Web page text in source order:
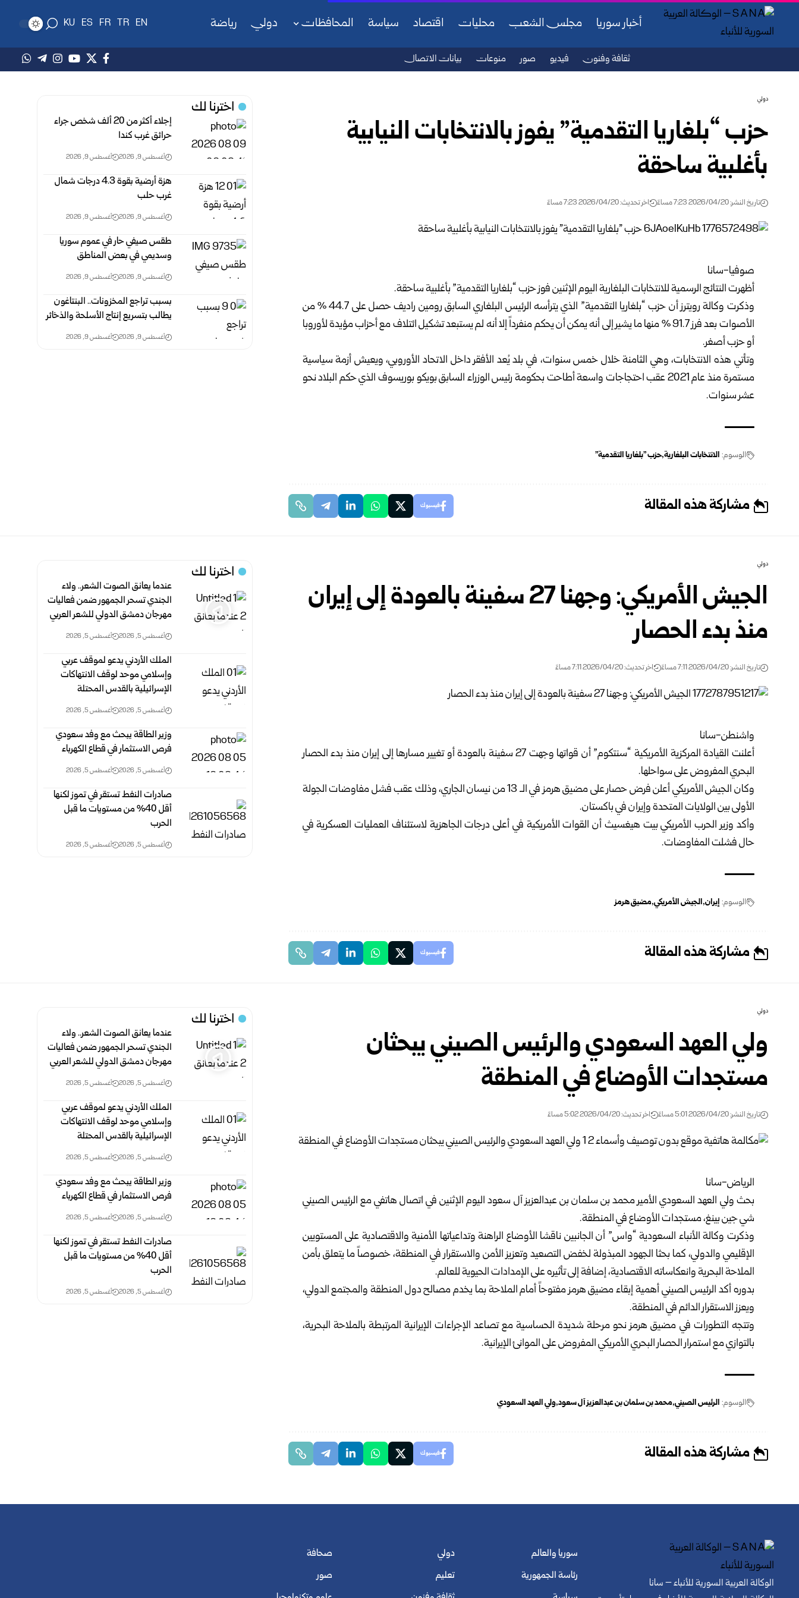
أخبار سوريا مجلس الشعب محليات اقتصاد سياسة المحافظات دولي رياضة EN
TR
FR
ES
KU
ثقافة وفنون فيديو صور منوعات بيانات الاتصال
دولي
حزب “بلغاريا التقدمية” يفوز بالانتخابات النيابية
بأغلبية ساحقة
تاريخ النشر: 2026/04/20 7:23 مساءً اخر تحديث: 2026/04/20 7:23 مساءً
صوفيا-سانا
أظهرت النتائج الرسمية للانتخابات البلغارية اليوم الإثنين فوز حزب “بلغاريا التقدمية” بأغلبية ساحقة.
وذكرت وكالة رويترز أن حزب “بلغاريا التقدمية” الذي يترأسه الرئيس البلغاري السابق رومين راديف حصل على 44.7 % من
الأصوات بعد فرز 91.7 % منها ما يشير إلى أنه يمكن أن يحكم منفرداً إلا أنه لم يستبعد تشكيل ائتلاف مع أحزاب ‌مؤيدة ⁠لأوروبا
أو حزب أصغر.
وتأتي هذه الانتخابات، وهي الثامنة خلال خمس سنوات، في بلد يُعد الأفقر داخل الاتحاد الأوروبي، ويعيش أزمة سياسية
مستمرة منذ عام 2021 عقب احتجاجات واسعة أطاحت بحكومة رئيس الوزراء السابق بويكو بوريسوف الذي حكم البلاد نحو
عشر سنوات.
الوسوم: الانتخابات البلغارية حزب "بلغاريا التقدمية"
مشاركة هذه المقالة فيسبوك
اخترنا لك
إجلاء أكثر من 20 ألف شخص جراء
حرائق غرب كندا
أغسطس 9, 2026 أغسطس 9, 2026
هزة أرضية بقوة 4.3 درجات شمال
غرب حلب ‏
أغسطس 9, 2026 أغسطس 9, 2026
طقس صيفي حار في عموم سوريا
وسديمي في بعض ‏المناطق ‏
أغسطس 9, 2026 أغسطس 9, 2026
بسبب تراجع المخزونات.. البنتاغون
يطالب بتسريع إنتاج الأسلحة ‏والذخائر
أغسطس 9, 2026 أغسطس 9, 2026
دولي
الجيش الأمريكي: وجهنا 27 سفينة بالعودة إلى إيران
منذ بدء الحصار
تاريخ النشر: 2026/04/20 7:11 مساءً اخر تحديث: 2026/04/20 7:11 مساءً
واشنطن-سانا
أعلنت القيادة المركزية الأمريكية “سنتكوم” أن قواتها وجهت 27 سفينة بالعودة أو تغيير مسارها إلى إيران منذ بدء الحصار
البحري المفروض على سواحلها.
وكان الجيش الأمريكي أعلن فرض حصار على مضيق هرمز في الـ 13 من نيسان الجاري، وذلك عقب فشل مفاوضات الجولة
الأولى بين الولايات المتحدة وإيران في باكستان.
وأكد وزير الحرب الأمريكي بيت هيغسيث أن القوات الأمريكية في أعلى درجات الجاهزية لاستئناف العمليات العسكرية في
حال فشلت المفاوضات.
الوسوم: إيران الجيش الأمريكي مضيق هرمز
مشاركة هذه المقالة فيسبوك
اخترنا لك
عندما يعانق الصوت الشعر.. ولاء
الجندي تسحر الجمهور ضمن فعاليات
مهرجان دمشق الدولي للشعر العربي
أغسطس 5, 2026 أغسطس 5, 2026
الملك الأردني يدعو لموقف عربي
وإسلامي موحد لوقف الانتهاكات
الإسرائيلية بالقدس المحتلة
أغسطس 5, 2026 أغسطس 5, 2026
وزير الطاقة يبحث مع وفد سعودي
فرص الاستثمار في قطاع الكهرباء
أغسطس 5, 2026 أغسطس 5, 2026
صادرات النفط تستقر في تموز لكنها
أقل 40% من مستويات ما قبل
الحرب
أغسطس 5, 2026 أغسطس 5, 2026
دولي
ولي العهد السعودي والرئيس الصيني يبحثان
مستجدات الأوضاع في المنطقة
تاريخ النشر: 2026/04/20 5:01 مساءً اخر تحديث: 2026/04/20 5:02 مساءً
الرياض-سانا
بحث ولي العهد السعودي الأمير محمد بن سلمان بن عبدالعزيز آل سعود اليوم الإثنين في اتصال هاتفي مع الرئيس الصيني
شي جين بينغ، مستجدات الأوضاع في المنطقة.
وذكرت وكالة الأنباء السعودية “واس” أن الجانبين ناقشا الأوضاع الراهنة وتداعياتها الأمنية والاقتصادية على المستويين
الإقليمي والدولي، كما بحثا الجهود المبذولة لخفض التصعيد وتعزيز الأمن والاستقرار في المنطقة، خصوصاً ما يتعلق بأمن
الملاحة البحرية وانعكاساته الاقتصادية، إضافة إلى تأثيره على الإمدادات الحيوية للعالم.
بدوره أكد الرئيس الصيني أهمية إبقاء مضيق هرمز مفتوحاً أمام الملاحة بما يخدم مصالح دول المنطقة والمجتمع الدولي،
ويعزز الاستقرار الدائم في المنطقة.
وتتجه التطورات في مضيق هرمز نحو مرحلة شديدة الحساسية مع تصاعد الإجراءات الإيرانية المرتبطة بالملاحة البحرية،
بالتوازي مع استمرار الحصار البحري الأمريكي المفروض على الموانئ الإيرانية.
الوسوم: الرئيس الصيني محمد بن سلمان بن عبدالعزيز آل سعود ولي العهد السعودي
مشاركة هذه المقالة فيسبوك
اخترنا لك
عندما يعانق الصوت الشعر.. ولاء
الجندي تسحر الجمهور ضمن فعاليات
مهرجان دمشق الدولي للشعر العربي
أغسطس 5, 2026 أغسطس 5, 2026
الملك الأردني يدعو لموقف عربي
وإسلامي موحد لوقف الانتهاكات
الإسرائيلية بالقدس المحتلة
أغسطس 5, 2026 أغسطس 5, 2026
وزير الطاقة يبحث مع وفد سعودي
فرص الاستثمار في قطاع الكهرباء
أغسطس 5, 2026 أغسطس 5, 2026
صادرات النفط تستقر في تموز لكنها
أقل 40% من مستويات ما قبل
الحرب
أغسطس 5, 2026 أغسطس 5, 2026
الوكالة العربية السورية للأنباء – سانا
سوريا والعالم
رئاسة الجمهورية
دولي
تعليم
صحافة
صور